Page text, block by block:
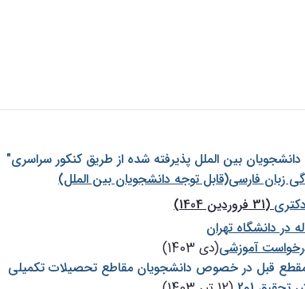
بين الملل پذيرفته شده از طريق كنكور سراسری"
فارسی(قابل توجه دانشجویان بین الملل)
(31 فروردین 1404)
در دانشگاه تهران
آموزشی(دی 1403)
قبل در خصوص دانشجویان مقاطع تحصیلات تکمیلی